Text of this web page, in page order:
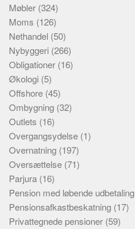
Møbler (324)
Moms (126)
Nethandel (50)
Nybyggeri (266)
Obligationer (16)
Økologi (5)
Offshore (45)
Ombygning (32)
Outlets (16)
Overgangsydelse (1)
Overnatning (197)
Oversættelse (71)
Parjura (16)
Pension med løbende udbetaling
Pensionsafkastbeskatning (17)
Privattegnede pensioner (59)